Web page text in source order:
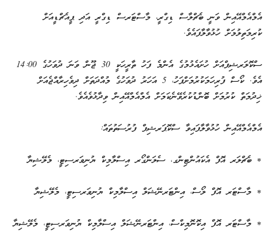
އެމްއެމްއޭއިން ވަނީ ބެޗްލާސް ޑިގްރީ، މާސްޓަރސް ޑިގްރީ އަދި ޕީއެޗްޑީއަށް
ކުރިމަތިލުމަށް ހުޅުވާލާފައެވެ.
ސްކޮލަރޝިޕްއަށް ހުށައެޅުމުގެ އެންމެ ފަހު ތާރީހަކީ 30 ޖޫން ވަނަ ދުވަހުގެ 14:00
އެވެ. ކޯސް ފުރިހަމަކުރުމަށްފަހު، 5 އަހަރު ދުވަހުގެ މުއްދަތަށް ދިވެހިރާއްޖެއަށް
ޚިދުމަތް ކުރުމަށް ބޮންޑުކުރެވޭނެކަމަށް އެމްއެމްއޭއިން ވިދާޅުވެއެވެ.
އެމްއެމްއޭއިން ހުޅުވާލާފައިވާ ސްކޮޕަރޝިޕް ފުރުސަތުތައް:
* ބެޗްލަރ އޮފް އެކައުންޓިންގ، ސެލަންގޯރ އިސްލާމިކް ޔުނިވަރސިޓީ، މެލޭޝިޔާ
* މާސްޓަރ އޮފް ލޯސް، އިންޓަރނޭޝަލް އިސްލާމިކް ޔުނިވަރސިޓީ، މެލޭޝިޔާ
* މާސްޓަރ އޮފް އިކޮނޮމިކްސް، އިންޓަރނޭޝަލް އިސްލާމިކް ޔުނިވަރސިޓީ، މެލޭޝިޔާ